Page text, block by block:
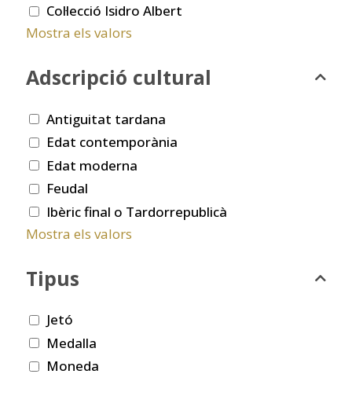
Col·lecció Isidro Albert
Mostra els valors
Adscripció cultural
Antiguitat tardana
Edat contemporània
Edat moderna
Feudal
Ibèric final o Tardorrepublicà
Mostra els valors
Tipus
Jetó
Medalla
Moneda